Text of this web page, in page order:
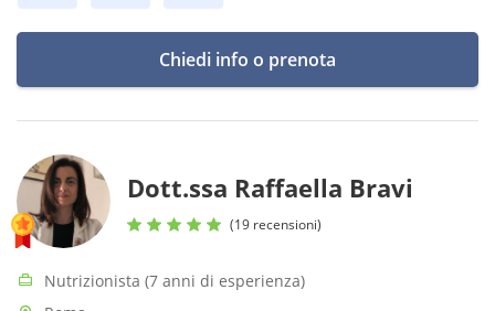
Chiedi info o prenota
Dott.ssa Raffaella Bravi
(19 recensioni)
Nutrizionista (7 anni di esperienza)